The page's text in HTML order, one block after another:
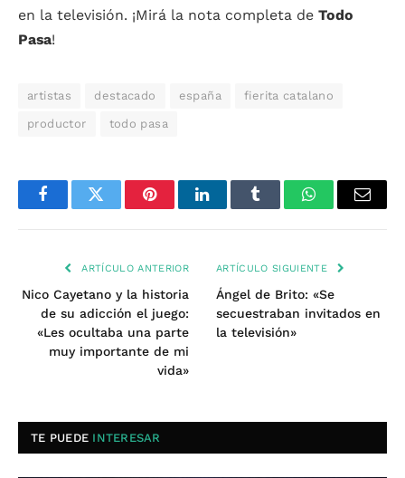
en la televisión. ¡Mirá la nota completa de Todo
Pasa!
artistas destacado españa fierita catalano
productor todo pasa
FacebookTwitter PinterestLinkedInTumblr WhatsAppEmail
ARTÍCULO ANTERIOR
Nico Cayetano y la historia
de su adicción el juego:
«Les ocultaba una parte
muy importante de mi
vida»
ARTÍCULO SIGUIENTE
Ángel de Brito: «Se
secuestraban invitados en
la televisión»
TE PUEDE INTERESAR